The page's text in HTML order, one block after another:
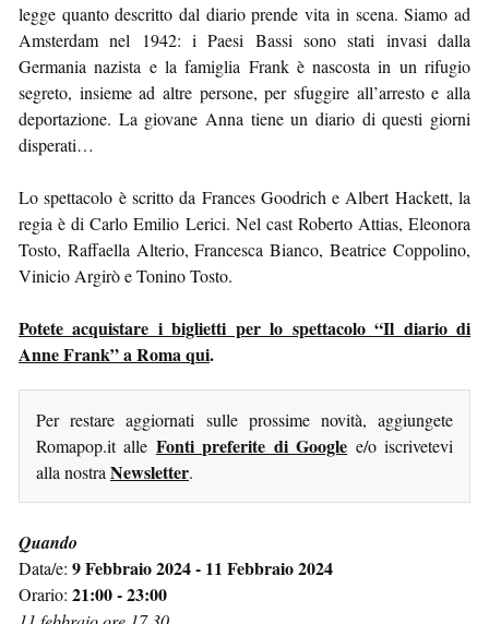
legge quanto descritto dal diario prende vita in scena. Siamo ad
Amsterdam nel 1942: i Paesi Bassi sono stati invasi dalla
Germania nazista e la famiglia Frank è nascosta in un rifugio
segreto, insieme ad altre persone, per sfuggire all’arresto e alla
deportazione. La giovane Anna tiene un diario di questi giorni
disperati…
Lo spettacolo è scritto da Frances Goodrich e Albert Hackett, la
regia è di Carlo Emilio Lerici. Nel cast Roberto Attias, Eleonora
Tosto, Raffaella Alterio, Francesca Bianco, Beatrice Coppolino,
Vinicio Argirò e Tonino Tosto.
Potete acquistare i biglietti per lo spettacolo “Il diario di
Anne Frank” a Roma qui.
Per restare aggiornati sulle prossime novità, aggiungete
Romapop.it alle Fonti preferite di Google e/o iscrivetevi
alla nostra Newsletter.
Quando
Data/e: 9 Febbraio 2024 - 11 Febbraio 2024
Orario: 21:00 - 23:00